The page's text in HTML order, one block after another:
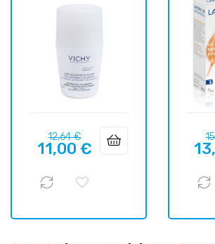
Precio
regular
12,64 €Precio
11,00 €